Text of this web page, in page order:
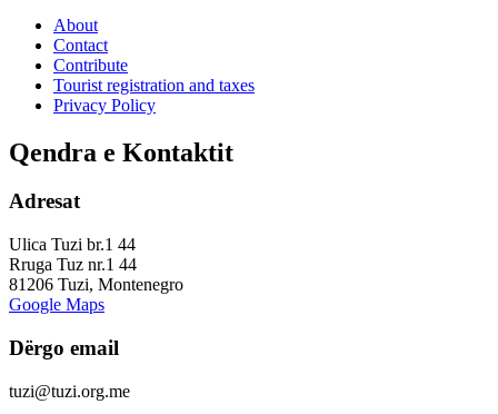
About
Contact
Contribute
Tourist registration and taxes
Privacy Policy
Qendra e Kontaktit
Adresat
Ulica Tuzi br.1 44
Rruga Tuz nr.1 44
81206 Tuzi, Montenegro
Google Maps
Dërgo email
tuzi@tuzi.org.me